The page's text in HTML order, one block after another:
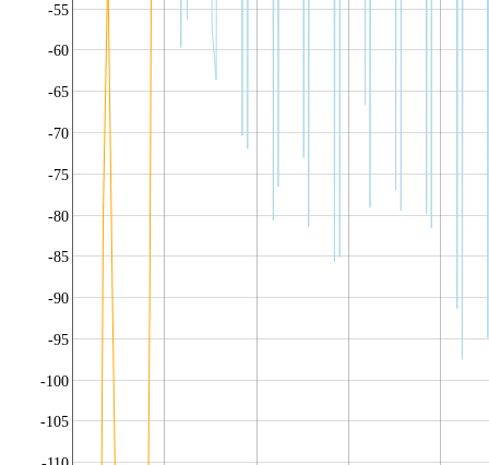
-105
-100
-95
-90
-85
-80
-75
-70
-65
-60
-55